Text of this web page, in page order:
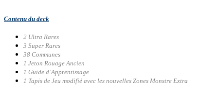
Contenu du deck
2 Ultra Rares
3 Super Rares
38 Communes
1 Jeton Rouage Ancien
1 Guide d’Apprentissage
1 Tapis de Jeu modifié avec les nouvelles Zones Monstre Extra